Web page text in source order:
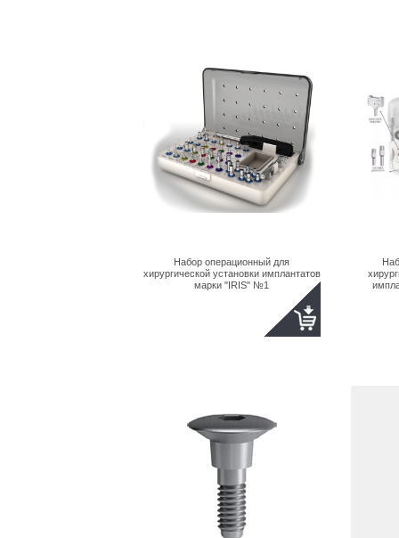
Набор операционный для
хирургической установки имплантатов
марки "IRIS" №1